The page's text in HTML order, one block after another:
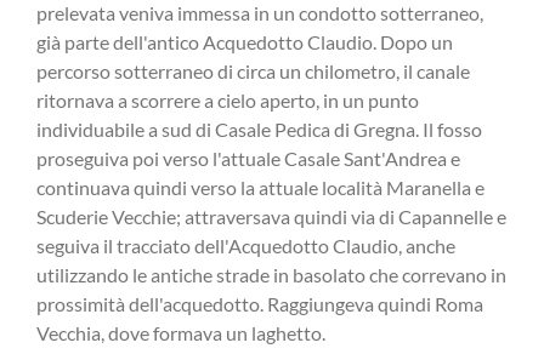
prelevata veniva immessa in un condotto sotterraneo,
già parte dell'antico Acquedotto Claudio. Dopo un
percorso sotterraneo di circa un chilometro, il canale
ritornava a scorrere a cielo aperto, in un punto
individuabile a sud di Casale Pedica di Gregna. Il fosso
proseguiva poi verso l'attuale Casale Sant'Andrea e
continuava quindi verso la attuale località Maranella e
Scuderie Vecchie; attraversava quindi via di Capannelle e
seguiva il tracciato dell'Acquedotto Claudio, anche
utilizzando le antiche strade in basolato che correvano in
prossimità dell'acquedotto. Raggiungeva quindi Roma
Vecchia, dove formava un laghetto.